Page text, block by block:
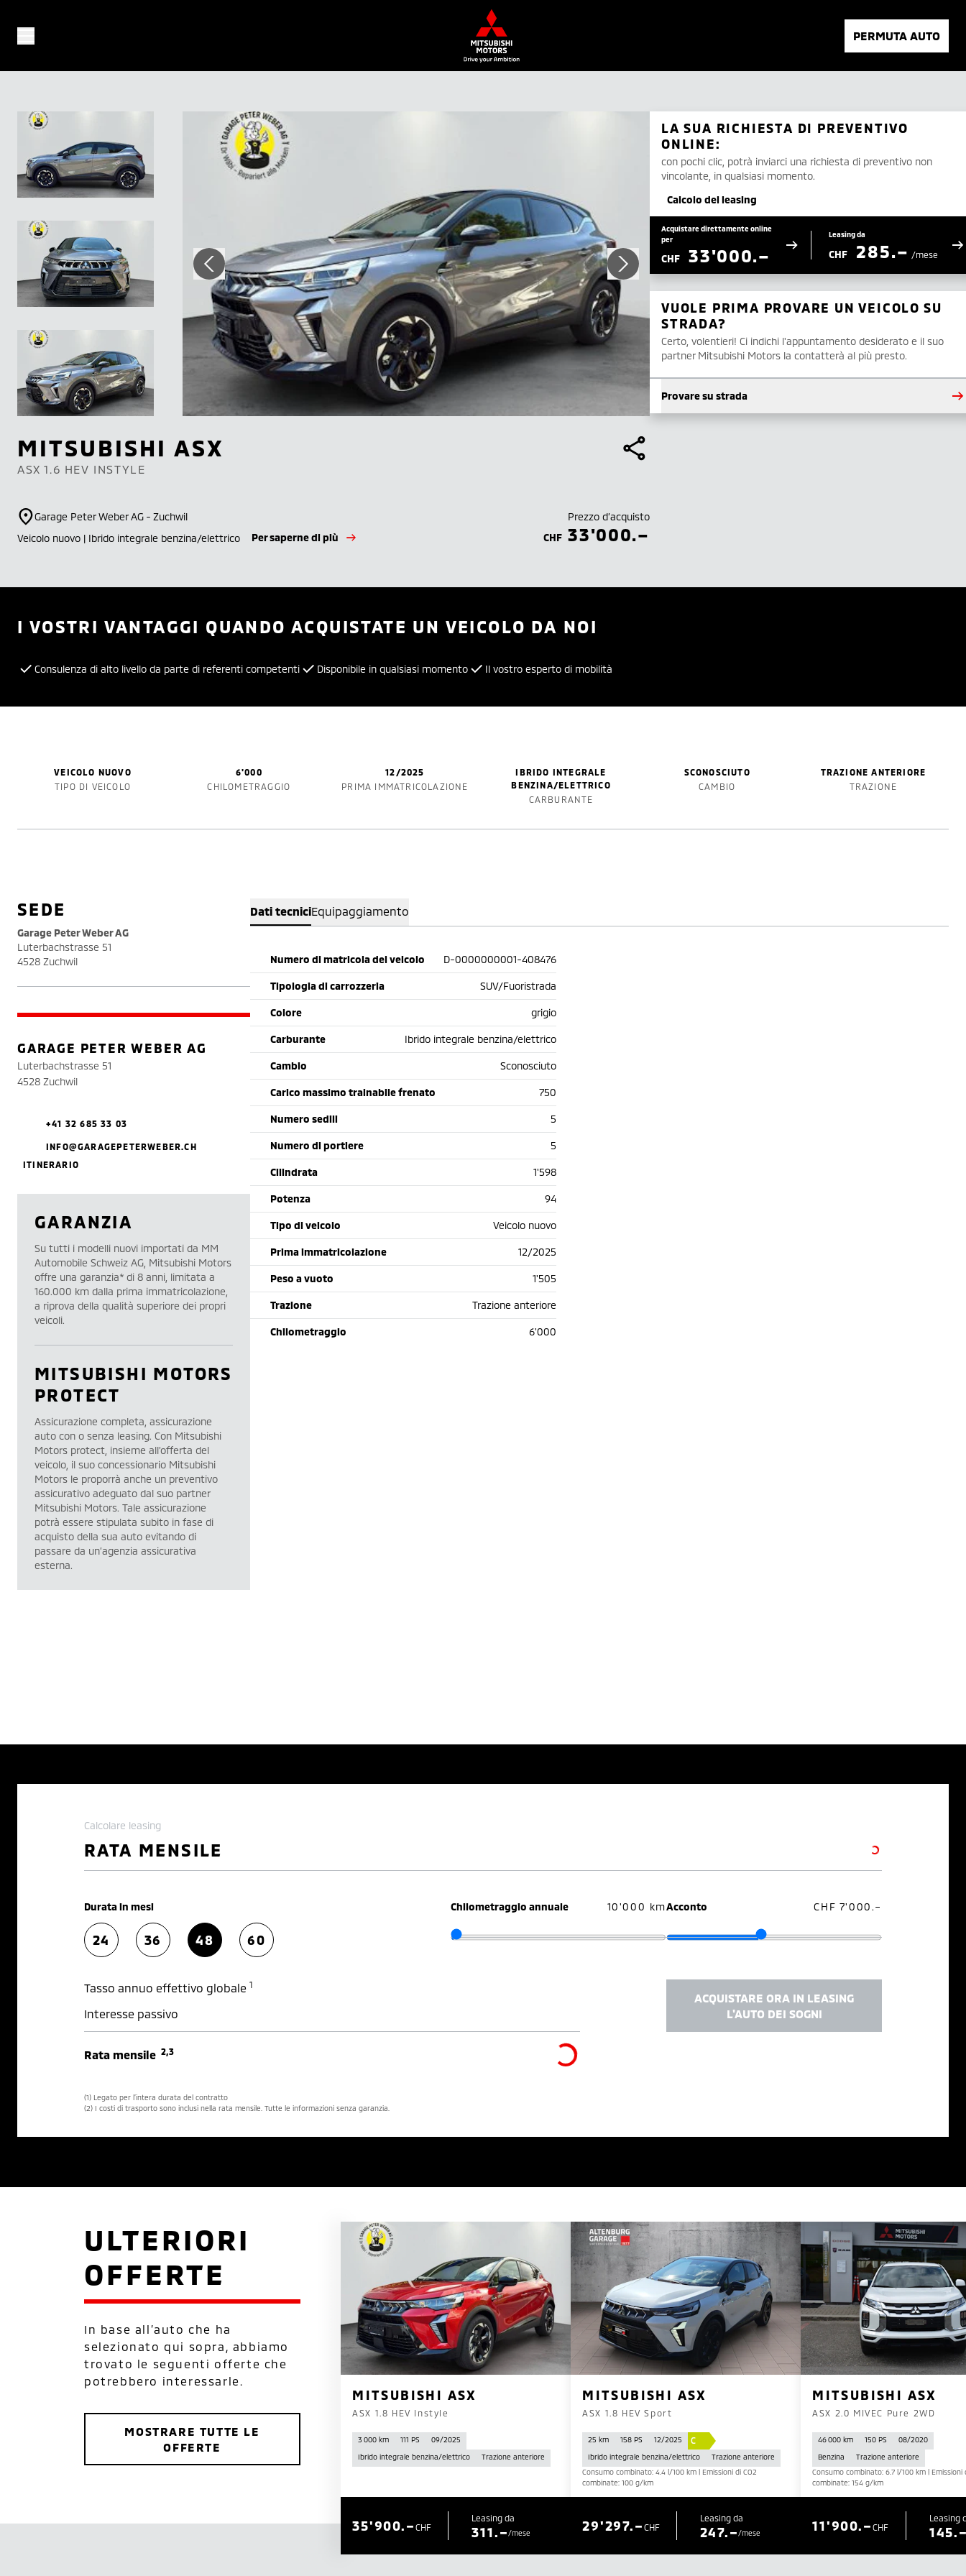
PERMUTA AUTO
MITSUBISHI ASX
ASX 1.6 HEV INSTYLE
Garage Peter Weber AG - Zuchwil
Veicolo nuovo | Ibrido integrale benzina/elettrico
Per saperne di più
Prezzo d’acquisto
CHF 33'000.–
LA SUA RICHIESTA DI PREVENTIVO
ONLINE:
con pochi clic, potrà inviarci una richiesta di preventivo non
vincolante, in qualsiasi momento.
Calcolo del leasing
Acquistare direttamente online
per
CHF 33'000.–
Leasing da
CHF 285.– /mese
VUOLE PRIMA PROVARE UN VEICOLO SU
STRADA?
Certo, volentieri! Ci indichi l'appuntamento desiderato e il suo
partner Mitsubishi Motors la contatterà al più presto.
Provare su strada
I VOSTRI VANTAGGI QUANDO ACQUISTATE UN VEICOLO DA NOI
Consulenza di alto livello da parte di referenti competenti Disponibile in qualsiasi momento Il vostro esperto di mobilità
VEICOLO NUOVO
TIPO DI VEICOLO
6'000
CHILOMETRAGGIO
12/2025
PRIMA IMMATRICOLAZIONE
IBRIDO INTEGRALE
BENZINA/ELETTRICO
CARBURANTE
SCONOSCIUTO
CAMBIO
TRAZIONE ANTERIORE
TRAZIONE
Dati tecniciEquipaggiamento
Numero di matricola del veicolo D-0000000001-408476
Tipologia di carrozzeria SUV/Fuoristrada
Colore grigio
Carburante Ibrido integrale benzina/elettrico
Cambio Sconosciuto
Carico massimo trainabile frenato 750
Numero sedili 5
Numero di portiere 5
Cilindrata 1'598
Potenza 94
Tipo di veicolo Veicolo nuovo
Prima immatricolazione 12/2025
Peso a vuoto 1'505
Trazione Trazione anteriore
Chilometraggio 6'000
SEDE
Garage Peter Weber AG
Luterbachstrasse 51
4528 Zuchwil
GARAGE PETER WEBER AG
Luterbachstrasse 51
4528 Zuchwil
+41 32 685 33 03
INFO@GARAGEPETERWEBER.CH
ITINERARIO
GARANZIA
Su tutti i modelli nuovi importati da MM
Automobile Schweiz AG, Mitsubishi Motors
offre una garanzia* di 8 anni, limitata a
160.000 km dalla prima immatricolazione,
a riprova della qualità superiore dei propri
veicoli.
MITSUBISHI MOTORS
PROTECT
Assicurazione completa, assicurazione
auto con o senza leasing. Con Mitsubishi
Motors protect, insieme all’offerta del
veicolo, il suo concessionario Mitsubishi
Motors le proporrà anche un preventivo
assicurativo adeguato dal suo partner
Mitsubishi Motors. Tale assicurazione
potrà essere stipulata subito in fase di
acquisto della sua auto evitando di
passare da un’agenzia assicurativa
esterna.
Calcolare leasing
RATA MENSILE
Durata in mesi
24 36 48 60
Chilometraggio annuale 10'000 kmAcconto CHF 7'000.–
Tasso annuo effettivo globale 1
Interesse passivo
Rata mensile 2,3
(1) Legato per l’intera durata del contratto
(2) I costi di trasporto sono inclusi nella rata mensile. Tutte le informazioni senza garanzia.
ACQUISTARE ORA IN LEASING
L'AUTO DEI SOGNI
ULTERIORI
OFFERTE
In base all’auto che ha
selezionato qui sopra, abbiamo
trovato le seguenti offerte che
potrebbero interessarle.
MOSTRARE TUTTE LE
OFFERTE
MITSUBISHI ASX
ASX 1.8 HEV Instyle
3 000 km 111 PS
09/2025
Ibrido integrale benzina/elettrico
Trazione anteriore
CHF
35'900.– Leasing da
311.–/mese
MITSUBISHI ASX
ASX 1.8 HEV Sport
25 km 158 PS 12/2025 C
Ibrido integrale benzina/elettrico
Trazione anteriore
Consumo combinato: 4.4 l/100 km | Emissioni di CO2
combinate: 100 g/km
CHF
29'297.– Leasing da
247.–/mese
MITSUBISHI ASX
ASX 2.0 MIVEC Pure 2WD
46 000 km 150 PS
08/2020
Benzina
Trazione anteriore
Consumo combinato: 6.7 l/100 km | Emissioni
combinate: 154 g/km
CHF
11'900.– Leasing